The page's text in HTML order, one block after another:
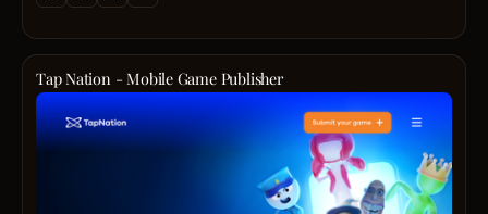
Crew Services is here to help your crew stay on course. Contact us for
Tap Nation - Mobile Game Publisher